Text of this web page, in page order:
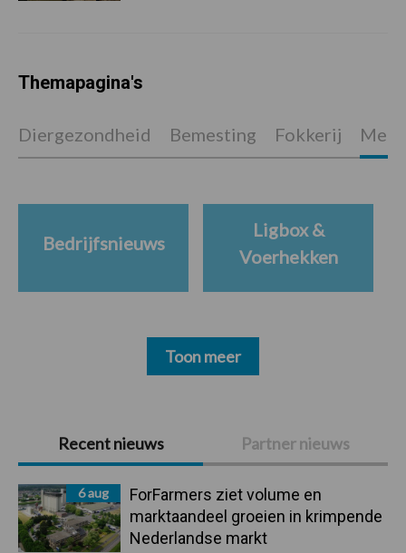
Primaire
Sidebar
Recent nieuws Partner nieuws
6 aug
ForFarmers ziet volume en
marktaandeel groeien in krimpende
Nederlandse markt
Themapagina's
Diergezondheid Bemesting Fokkerij
Bedrijfsnieuws
Ligbox &
Voerhekken
Toon meer